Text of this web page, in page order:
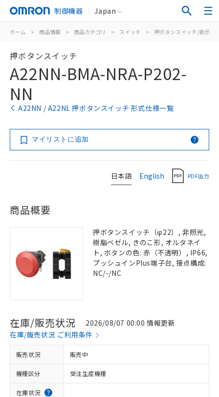
制御機器 Japan
ホーム > 商品情報 > 商品カテゴリ > スイッチ > 押ボタンスイッチ/表示灯
押ボタンスイッチ
A22NN-BMA-NRA-P202-
NN
A22NN / A22NL 押ボタンスイッチ 形式仕様一覧
マイリストに追加
日本語 English PDF出力
商品概要
押ボタンスイッチ（φ22）, 非照光,
樹脂ベゼル, きのこ形, オルタネイ
ト, ボタンの色: 赤（不透明）, IP66,
プッシュインPlus端子台, 接点構成:
NC/-/NC
在庫/販売状況
2026/08/07 00:00 情報更新
在庫/販売状況 ご利用条件
販売状況 販売中
機種区分 受注生産機種
在庫状況